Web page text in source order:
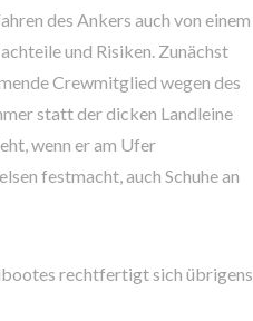
des Ankers auch von einem
und Risiken. Zunächst
Crewmitglied wegen des
statt der dicken Landleine
wenn er am Ufer
festmacht, auch Schuhe an
rechtfertigt sich übrigens